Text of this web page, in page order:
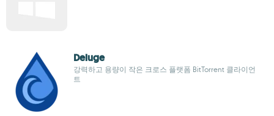
Deluge
강력하고 용량이 작은 크로스 플랫폼 BitTorrent 클라이언
트